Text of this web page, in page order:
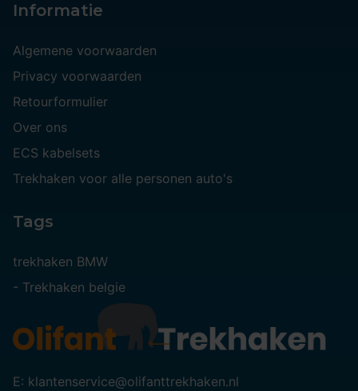
Informatie
Algemene voorwaarden
Privacy voorwaarden
Retourformulier
Over ons
ECS kabelsets
Trekhaken voor alle personen auto's
Tags
trekhaken BMW
- Trekhaken belgie
E: klantenservice@olifanttrekhaken.nl